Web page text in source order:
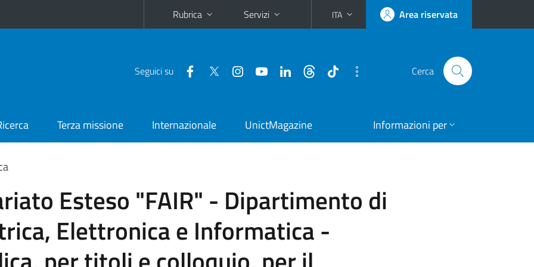
Rubrica Servizi ITA Area riservata
Seguici su Cerca
Terza missione Internazionale UnictMagazine Informazioni per
Esteso "FAIR" - Dipartimento di
Elettronica e Informatica -